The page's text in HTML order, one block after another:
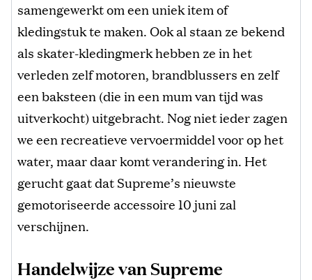
samengewerkt om een uniek item of
kledingstuk te maken. Ook al staan ze bekend
als skater-kledingmerk hebben ze in het
verleden zelf motoren, brandblussers en zelf
een baksteen (die in een mum van tijd was
uitverkocht) uitgebracht. Nog niet ieder zagen
we een recreatieve vervoermiddel voor op het
water, maar daar komt verandering in. Het
gerucht gaat dat Supreme’s nieuwste
gemotoriseerde accessoire 10 juni zal
verschijnen.
Handelwijze van Supreme